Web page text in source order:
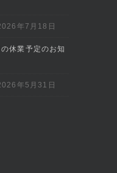
年7月18日
休業予定のお知
年5月31日